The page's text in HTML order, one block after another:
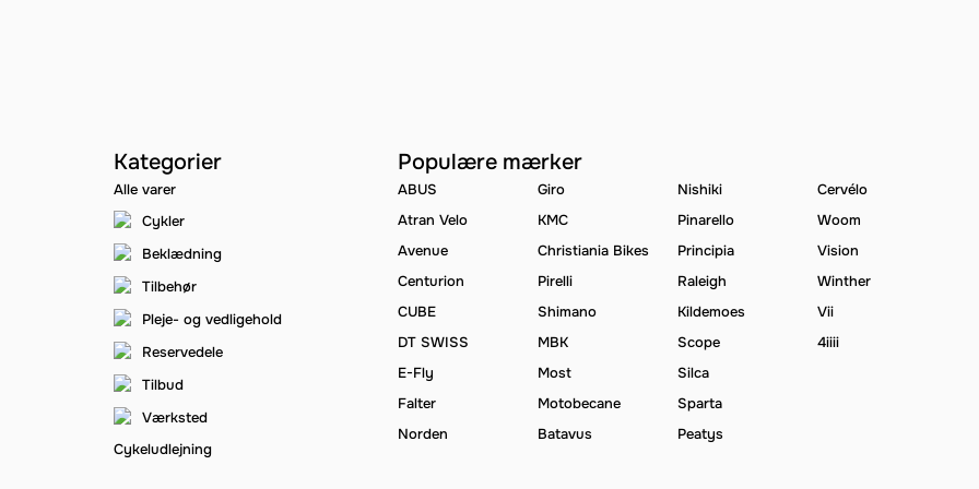
Kategorier
Alle varer
Cykler
Beklædning
Tilbehør
Pleje- og vedligehold
Reservedele
Tilbud
Værksted
Cykeludlejning
Populære mærker
ABUS
Atran Velo
Avenue
Centurion
CUBE
DT SWISS
E-Fly
Falter
Norden
Giro
KMC
Christiania Bikes
Pirelli
Shimano
MBK
Most
Motobecane
Batavus
Nishiki
Pinarello
Principia
Raleigh
Kildemoes
Scope
Silca
Sparta
Peatys
Cervélo
Woom
Vision
Winther
Vii
4iiii